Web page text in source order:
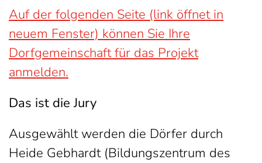
Auf der folgenden Seite (link öffnet in
neuem Fenster) können Sie Ihre
Dorfgemeinschaft für das Projekt
anmelden.
Das ist die Jury
Ausgewählt werden die Dörfer durch
Heide Gebhardt (Bildungszentrum des